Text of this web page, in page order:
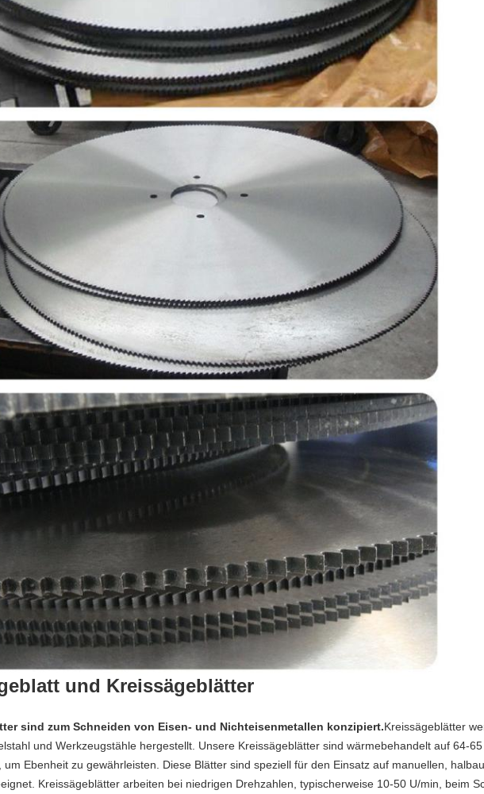
und Kreissägeblätter
sind zum Schneiden von Eisen- und Nichteisenmetallen konzipiert.Kreissägeblätter
und Werkzeugstähle hergestellt. Unsere Kreissägeblätter sind wärmebehandelt auf 64-
um Ebenheit zu gewährleisten. Diese Blätter sind speziell für den Einsatz auf manuellen,
Kreissägeblätter arbeiten bei niedrigen Drehzahlen, typischerweise 10-50 U/min, beim